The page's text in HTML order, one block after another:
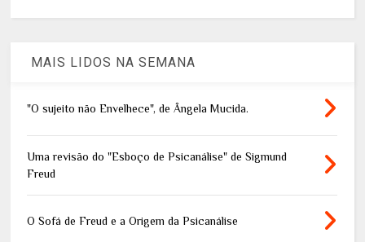
MAIS LIDOS NA SEMANA
"O sujeito não Envelhece", de Ângela Mucida.
Uma revisão do "Esboço de Psicanálise" de Sigmund
Freud
O Sofá de Freud e a Origem da Psicanálise